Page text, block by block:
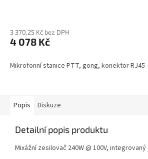
3 370,25 Kč bez DPH
4 078 Kč
Mikrofonní stanice PTT, gong, konektor RJ45
Popis Diskuze
Detailní popis produktu
Mixážní zesilovač 240W @ 100V,